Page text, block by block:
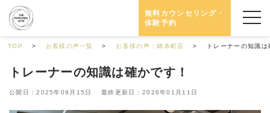
無料カウンセリング・
体験予約
TOP お客様の声一覧 お客様の声：錦糸町店 トレーナーの知識
トレーナーの知識は確かです！
公開日：2025年09月15日 最終更新日：2026年01月11日